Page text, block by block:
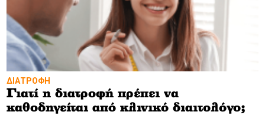
ΔΙΑΤΡΟΦΗ
Γιατί η διατροφή πρέπει να
καθοδηγείται από κλινικό διαιτολόγο;